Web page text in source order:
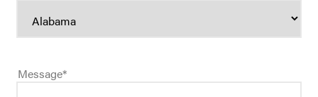
Message*